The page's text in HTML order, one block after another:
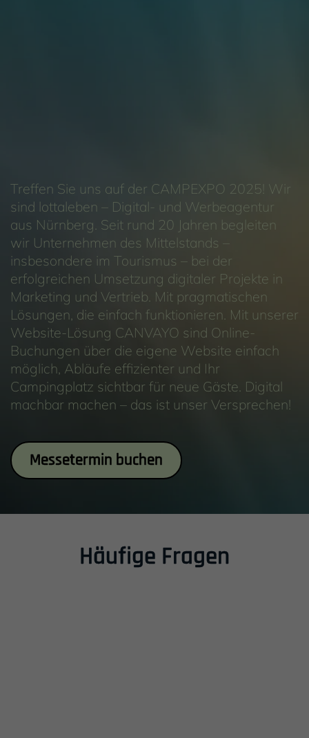
Treffen Sie uns auf der CAMPEXPO 2025! Wir
sind lottaleben – Digital- und Werbeagentur
aus Nürnberg. Seit rund 20 Jahren begleiten
wir Unternehmen des Mittelstands –
insbesondere im Tourismus – bei der
erfolgreichen Umsetzung digitaler Projekte in
Marketing und Vertrieb. Mit pragmatischen
Lösungen, die einfach funktionieren. Mit unserer
Website-Lösung CANVAYO sind Online-
Buchungen über die eigene Website einfach
möglich, Abläufe effizienter und Ihr
Campingplatz sichtbar für neue Gäste. Digital
machbar machen – das ist unser Versprechen!
Inhalt
Messetermin buchen
Einleitung
Häufige Fragen